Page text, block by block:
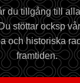
du tillgång till
stöttar ocksp
och historiska
framtiden.